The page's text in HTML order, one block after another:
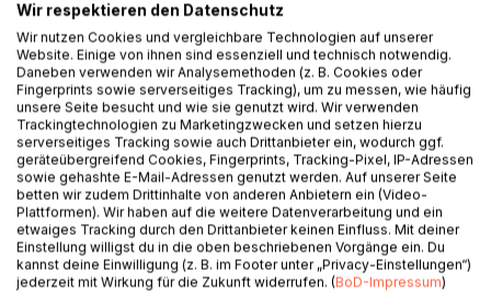
Was tun, wenn das Leben irgendwie aus den Fugen gerät
und der Typ mit den Hörnern dafür verantwortlich ist? Gut,
dass es da Glöckchen gibt! Eine plappernde
Herausforderung und die beste Freundin, die man sich nur
vorstellen kann.
Als dann auch noch der Tod und seine Frau seine
Aufwartung machen, tja, da wird`s dann noch schräger und
turbulenter. Doch das ist längst noch nicht alles. Auf dem
Zentralfriedhof in Wien kommt es zum großen Showdown.
Unterhaltsame, liebenswerte und bisweilen seltsame
Besucher und Begebenheiten stellen sich ein und
bereichern diese Seiten auf ihre Weise. Alles ist möglich
Wir respektieren den Datenschutz
Wir nutzen Cookies und vergleichbare Technologien auf unserer
Website. Einige von ihnen sind essenziell und technisch notwendig.
Daneben verwenden wir Analysemethoden (z. B. Cookies oder
Fingerprints sowie serverseitiges Tracking), um zu messen, wie häufig
unsere Seite besucht und wie sie genutzt wird. Wir verwenden
Trackingtechnologien zu Marketingzwecken und setzen hierzu
serverseitiges Tracking sowie auch Drittanbieter ein, wodurch ggf.
geräteübergreifend Cookies, Fingerprints, Tracking-Pixel, IP-Adressen
sowie gehashte E-Mail-Adressen genutzt werden. Auf unserer Seite
betten wir zudem Drittinhalte von anderen Anbietern ein (Video-
Plattformen). Wir haben auf die weitere Datenverarbeitung und ein
etwaiges Tracking durch den Drittanbieter keinen Einfluss. Mit deiner
Einstellung willigst du in die oben beschriebenen Vorgänge ein. Du
kannst deine Einwilligung (z. B. im Footer unter „Privacy-Einstellungen“)
jederzeit mit Wirkung für die Zukunft widerrufen. (BoD-Impressum)